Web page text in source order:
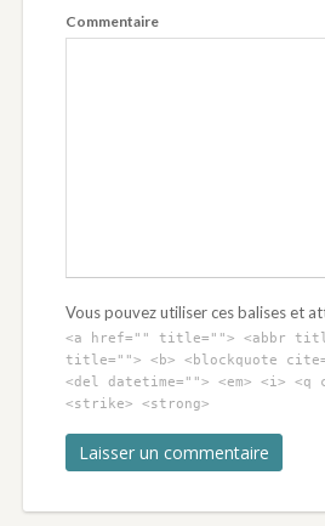
Commentaire
Vous pouvez utiliser ces balises et
<a href="" title=""> <abbr
title=""> <b> <blockquote
<del datetime=""> <em> <i> <q
<strike> <strong>